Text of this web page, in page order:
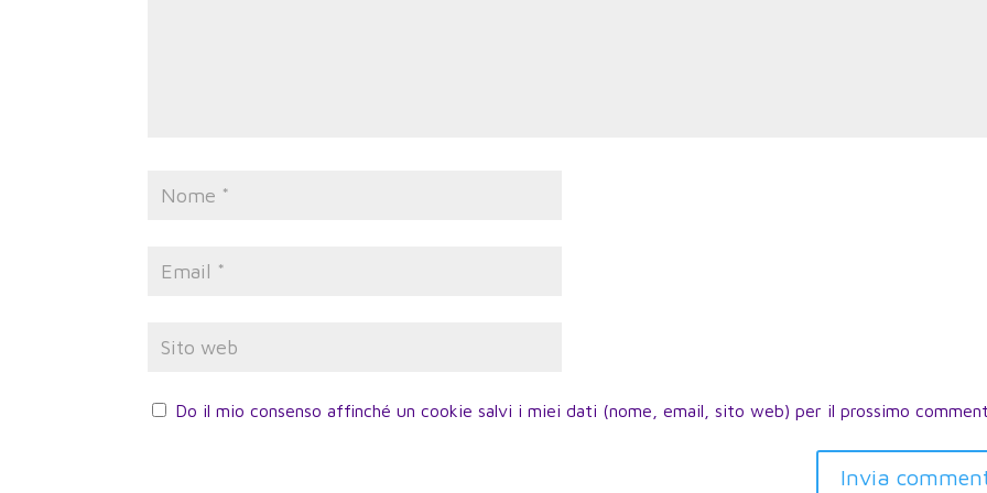
Do il mio consenso affinché un cookie salvi i miei dati (nome, email, sito web) per il prossimo
Invia